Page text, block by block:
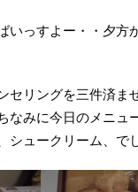
いっすよー・・夕方
セリングを三件済ま
なみに今日のメニュ
シュークリーム、で